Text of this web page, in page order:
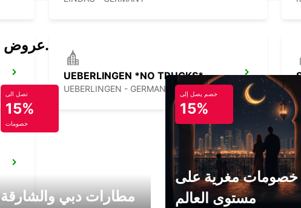
UEBERLINGEN *NO TRUCKS*
UEBERLINGEN - GERMANY
عروض تأجير السيارات والحافلات اليوم.
تصل الى
15%
خصومات
مطارات دبي والشارقة
خصم يصل إلى
15%
خصومات مغرية على
مستوى العالم